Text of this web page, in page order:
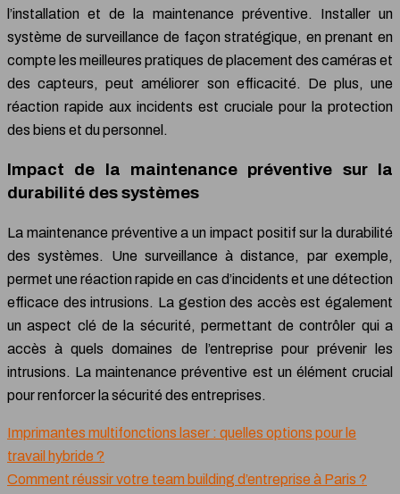
l’installation et de la maintenance préventive. Installer un
système de surveillance de façon stratégique, en prenant en
compte les meilleures pratiques de placement des caméras et
des capteurs, peut améliorer son efficacité. De plus, une
réaction rapide aux incidents est cruciale pour la protection
des biens et du personnel.
Impact de la maintenance préventive sur la
durabilité des systèmes
La maintenance préventive a un impact positif sur la durabilité
des systèmes. Une surveillance à distance, par exemple,
permet une réaction rapide en cas d’incidents et une détection
efficace des intrusions. La gestion des accès est également
un aspect clé de la sécurité, permettant de contrôler qui a
accès à quels domaines de l’entreprise pour prévenir les
intrusions. La maintenance préventive est un élément crucial
pour renforcer la sécurité des entreprises.
Imprimantes multifonctions laser : quelles options pour le
travail hybride ?
Comment réussir votre team building d’entreprise à Paris ?